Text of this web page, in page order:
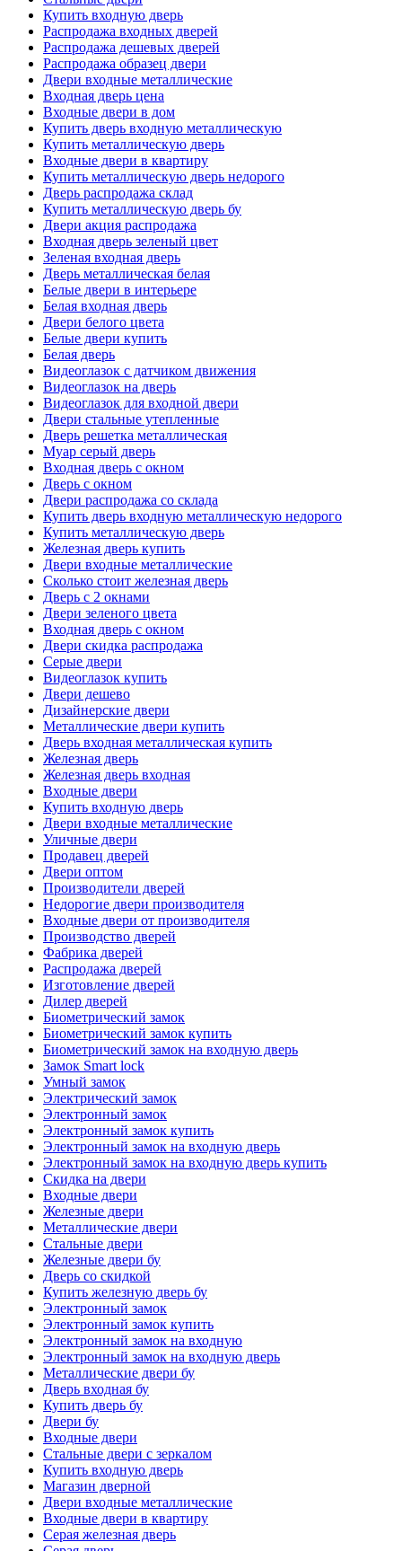
Купить входную дверь
Распродажа входных дверей
Распродажа дешевых дверей
Распродажа образец двери
Двери входные металлические
Входная дверь цена
Входные двери в дом
Купить дверь входную металлическую
Купить металлическую дверь
Входные двери в квартиру
Купить металлическую дверь недорого
Дверь распродажа склад
Купить металлическую дверь бу
Двери акция распродажа
Входная дверь зеленый цвет
Зеленая входная дверь
Дверь металлическая белая
Белые двери в интерьере
Белая входная дверь
Двери белого цвета
Белые двери купить
Белая дверь
Видеоглазок с датчиком движения
Видеоглазок на дверь
Видеоглазок для входной двери
Двери стальные утепленные
Дверь решетка металлическая
Муар серый дверь
Входная дверь с окном
Дверь с окном
Двери распродажа со склада
Купить дверь входную металлическую недорого
Купить металлическую дверь
Железная дверь купить
Двери входные металлические
Сколько стоит железная дверь
Дверь с 2 окнами
Двери зеленого цвета
Входная дверь с окном
Двери скидка распродажа
Серые двери
Видеоглазок купить
Двери дешево
Дизайнерские двери
Металлические двери купить
Дверь входная металлическая купить
Железная дверь
Железная дверь входная
Входные двери
Купить входную дверь
Двери входные металлические
Уличные двери
Продавец дверей
Двери оптом
Производители дверей
Недорогие двери производителя
Входные двери от производителя
Производство дверей
Фабрика дверей
Распродажа дверей
Изготовление дверей
Дилер дверей
Биометрический замок
Биометрический замок купить
Биометрический замок на входную дверь
Замок Smart lock
Умный замок
Электрический замок
Электронный замок
Электронный замок купить
Электронный замок на входную дверь
Электронный замок на входную дверь купить
Скидка на двери
Входные двери
Железные двери
Металлические двери
Стальные двери
Железные двери бу
Дверь со скидкой
Купить железную дверь бу
Электронный замок
Электронный замок купить
Электронный замок на входную
Электронный замок на входную дверь
Металлические двери бу
Дверь входная бу
Купить дверь бу
Двери бу
Входные двери
Стальные двери с зеркалом
Купить входную дверь
Магазин дверной
Двери входные металлические
Входные двери в квартиру
Серая железная дверь